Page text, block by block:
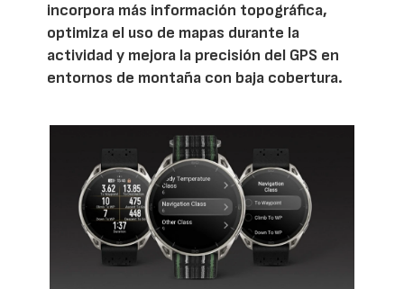
incorpora más información topográfica,
optimiza el uso de mapas durante la
actividad y mejora la precisión del GPS en
entornos de montaña con baja cobertura.